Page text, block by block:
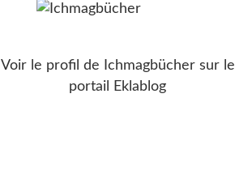
Voir le profil de Ichmagbüchersur le
portail Eklablog